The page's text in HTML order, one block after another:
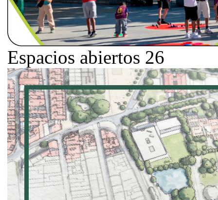
Espacios abiertos 26